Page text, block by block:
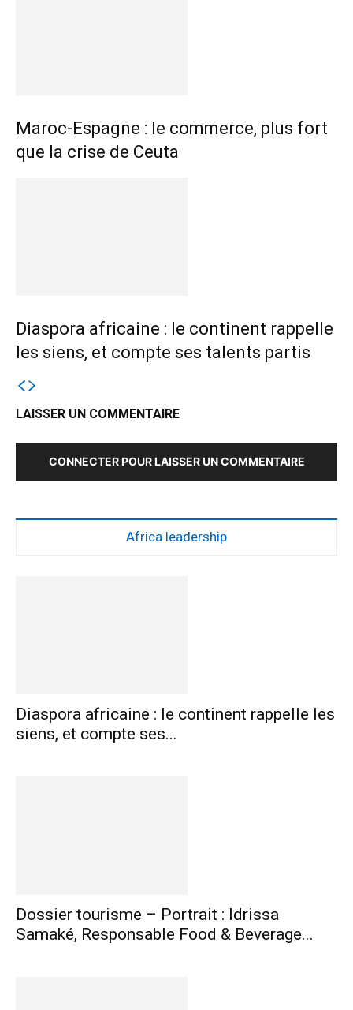
Maroc-Espagne : le commerce, plus fort
que la crise de Ceuta
Diaspora africaine : le continent rappelle
les siens, et compte ses talents partis
LAISSER UN COMMENTAIRE
CONNECTER POUR LAISSER UN COMMENTAIRE
Africa leadership
Diaspora africaine : le continent rappelle les
siens, et compte ses...
Dossier tourisme – Portrait : Idrissa
Samaké, Responsable Food & Beverage...